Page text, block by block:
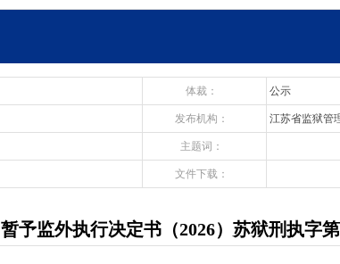
体裁： 公示
发布机构： 江苏省监狱管
主题词：
文件下载：
暂予监外执行决定书（2026）苏狱刑执字